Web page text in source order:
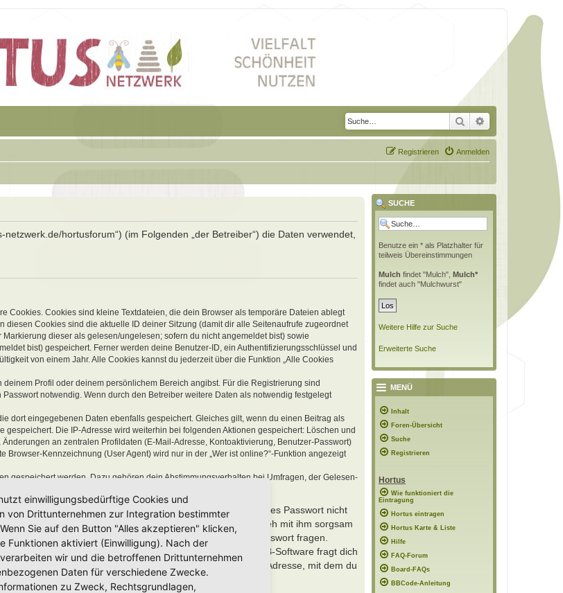
Suche Erweiterte Suche
Anmelden
Registrieren
hortusforum“) (im Folgenden „der Betreiber“) die Daten verwendet,
Cookies. Cookies sind kleine Textdateien, die dein Browser als temporäre Dateien ablegt
Cookies sind die aktuelle ID deiner Sitzung (damit dir alle Seitenaufrufe zugeordnet
dieser als gelesen/ungelesen; sofern du nicht angemeldet bist) sowie
bist) gespeichert. Ferner werden deine Benutzer-ID, ein Authentifizierungsschlüssel und
von einem Jahr. Alle Cookies kannst du jederzeit über die Funktion „Alle Cookies
Profil oder deinem persönlichem Bereich angibst. Für die Registrierung sind
notwendig. Wenn durch den Betreiber weitere Daten als notwendig festgelegt
dort eingegebenen Daten ebenfalls gespeichert. Gleiches gilt, wenn du einen Beitrag als
Die IP-Adresse wird weiterhin bei folgenden Aktionen gespeichert: Löschen und
an zentralen Profildaten (E-Mail-Adresse, Kontoaktivierung, Benutzer-Passwort)
Kennzeichnung (User Agent) wird nur in der „Wer ist online?“-Funktion angezeigt
gespeichert werden. Dazu gehören dein Abstimmungsverhalten bei Umfragen, der Gelesen-
Benachrichtigungsfunktionen.
so dass es sicher ist. Jedoch wird dir empfohlen, dieses Passwort nicht
Schlüssel zu deinem Benutzerkonto für das Board, also geh mit ihm sorgsam
Limited oder ein Dritter berechtigterweise nach deinem Passwort fragen.
„Ich habe mein Passwort vergessen“ benutzen. Die phpBB-Software fragt dich
anschließend ein neu generiertes Passwort an diese Adresse, mit dem du
SUCHE
Benutze ein * als Platzhalter für
teilweis Übereinstimmungen
Mulch findet "Mulch", Mulch*
findet auch "Mulchwurst"
Weitere Hilfe zur Suche
Erweiterte Suche
MENÜ
Inhalt
Foren-Übersicht
Suche
Registrieren
Hortus
Wie funktioniert die
Eintragung
Hortus eintragen
Hortus Karte & Liste
Hilfe
FAQ-Forum
Board-FAQs
BBCode-Anleitung
einwilligungsbedürftige Cookies und
von Drittunternehmen zur Integration bestimmter
Sie auf den Button "Alles akzeptieren" klicken,
Funktionen aktiviert (Einwilligung). Nach der
wir und die betroffenen Drittunternehmen
Daten für verschiedene Zwecke.
zu Zweck, Rechtsgrundlagen,